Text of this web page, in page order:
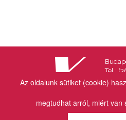
Az oldalunk sütiket (cookie)
megtudhat arról, miért van
Tel.:
Fax.:
Email: